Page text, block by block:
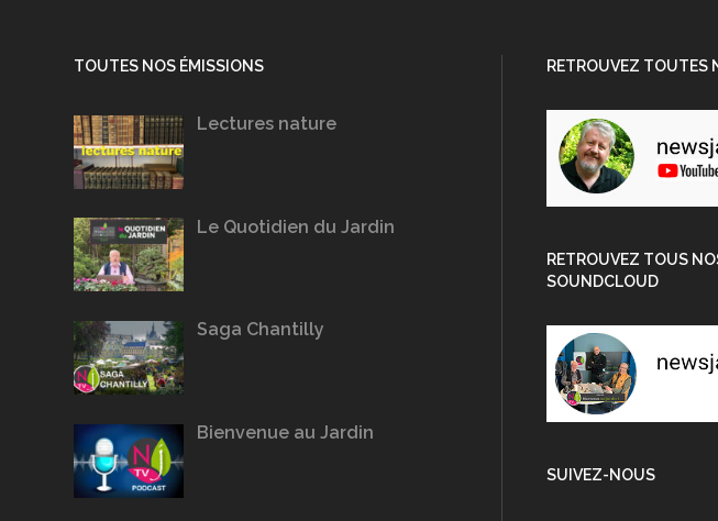
TOUTES NOS ÉMISSIONS
Lectures nature
Le Quotidien du Jardin
Saga Chantilly
Bienvenue au Jardin
RETROUVEZ TOUTES
RETROUVEZ TOUS
SOUNDCLOUD
SUIVEZ-NOUS